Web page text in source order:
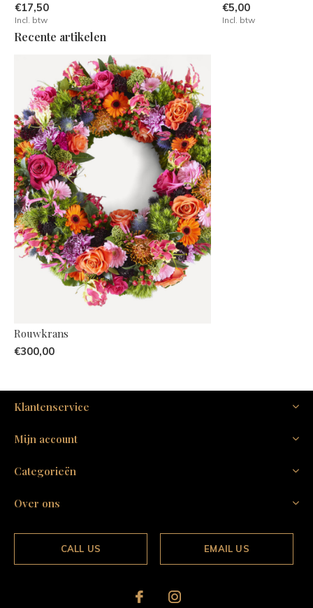
€17,50
Incl. btw
€5,00
Incl. btw
Recente artikelen
Rouwkrans
€300,00
Klantenservice
Mijn account
Categorieën
Over ons
CALL US EMAIL US